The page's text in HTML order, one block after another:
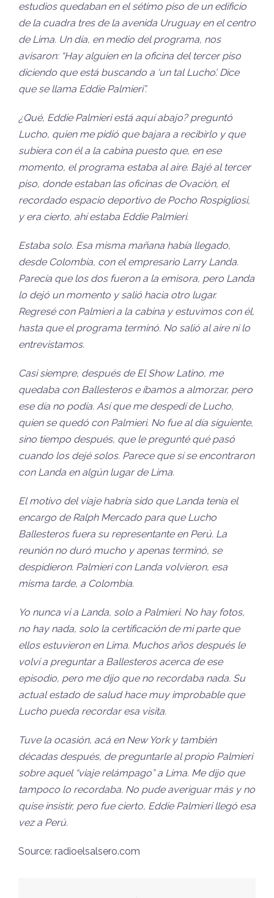
estudios quedaban en el sétimo piso de un edificio
de la cuadra tres de la avenida Uruguay en el centro
de Lima. Un día, en medio del programa, nos
avisaron: “Hay alguien en la oficina del tercer piso
diciendo que está buscando a ‘un tal Lucho’. Dice
que se llama Eddie Palmieri”.
¿Qué, Eddie Palmieri está aquí abajo? preguntó
Lucho, quien me pidió que bajara a recibirlo y que
subiera con él a la cabina puesto que, en ese
momento, el programa estaba al aire. Bajé al tercer
piso, donde estaban las oficinas de Ovación, el
recordado espacio deportivo de Pocho Rospigliosi,
y era cierto, ahí estaba Eddie Palmieri.
Estaba solo. Esa misma mañana había llegado,
desde Colombia, con el empresario Larry Landa.
Parecía que los dos fueron a la emisora, pero Landa
lo dejó un momento y salió hacia otro lugar.
Regresé con Palmieri a la cabina y estuvimos con él,
hasta que el programa terminó. No salió al aire ni lo
entrevistamos.
Casi siempre, después de El Show Latino, me
quedaba con Ballesteros e íbamos a almorzar, pero
ese día no podía. Así que me despedí de Lucho,
quien se quedó con Palmieri. No fue al día siguiente,
sino tiempo después, que le pregunté qué pasó
cuando los dejé solos. Parece que sí se encontraron
con Landa en algún lugar de Lima.
El motivo del viaje habría sido que Landa tenía el
encargo de Ralph Mercado para que Lucho
Ballesteros fuera su representante en Perú. La
reunión no duró mucho y apenas terminó, se
despidieron. Palmieri con Landa volvieron, esa
misma tarde, a Colombia.
Yo nunca vi a Landa, solo a Palmieri. No hay fotos,
no hay nada, solo la certificación de mi parte que
ellos estuvieron en Lima. Muchos años después le
volví a preguntar a Ballesteros acerca de ese
episodio, pero me dijo que no recordaba nada. Su
actual estado de salud hace muy improbable que
Lucho pueda recordar esa visita.
Tuve la ocasión, acá en New York y también
décadas después, de preguntarle al propio Palmieri
sobre aquel “viaje relámpago” a Lima. Me dijo que
tampoco lo recordaba. No pude averiguar más y no
quise insistir, pero fue cierto, Eddie Palmieri llegó esa
vez a Perú.
Source: radioelsalsero.com